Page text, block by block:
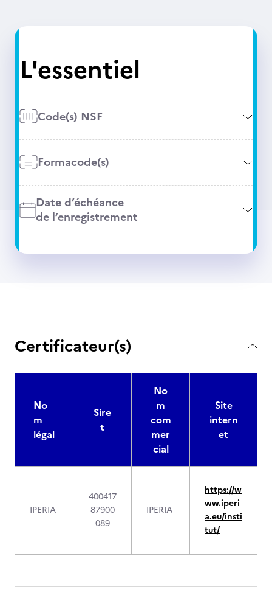
L'essentiel
Code(s) NSF
Formacode(s)
Date d’échéance
de l’enregistrement
Certificateur(s)
No
m
légal
Sire
t
No
m
com
mer
cial
Site
intern
et
IPERIA
400417
87900
089
IPERIA
https://w
ww.iperi
a.eu/insti
tut/